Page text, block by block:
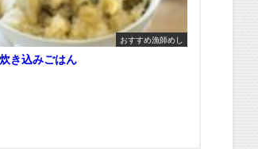
おすすめ漁師めし
き込みごはん